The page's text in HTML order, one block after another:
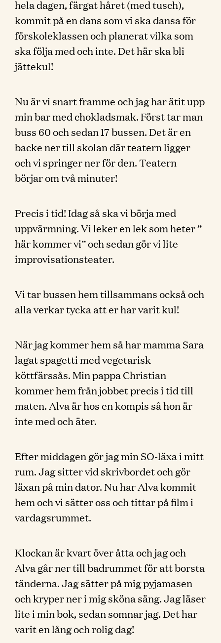
hela dagen, färgat håret (med tusch),
kommit på en dans som vi ska dansa för
förskoleklassen och planerat vilka som
ska följa med och inte. Det här ska bli
jättekul!
Nu är vi snart framme och jag har ätit upp
min bar med chokladsmak. Först tar man
buss 60 och sedan 17 bussen. Det är en
backe ner till skolan där teatern ligger
och vi springer ner för den. Teatern
börjar om två minuter!
Precis i tid! Idag så ska vi börja med
uppvärmning. Vi leker en lek som heter ”
här kommer vi” och sedan gör vi lite
improvisationsteater.
Vi tar bussen hem tillsammans också och
alla verkar tycka att er har varit kul!
När jag kommer hem så har mamma Sara
lagat spagetti med vegetarisk
köttfärssås. Min pappa Christian
kommer hem från jobbet precis i tid till
maten. Alva är hos en kompis så hon är
inte med och äter.
Efter middagen gör jag min SO-läxa i mitt
rum. Jag sitter vid skrivbordet och gör
läxan på min dator. Nu har Alva kommit
hem och vi sätter oss och tittar på film i
vardagsrummet.
Klockan är kvart över åtta och jag och
Alva går ner till badrummet för att borsta
tänderna. Jag sätter på mig pyjamasen
och kryper ner i mig sköna säng. Jag läser
lite i min bok, sedan somnar jag. Det har
varit en lång och rolig dag!